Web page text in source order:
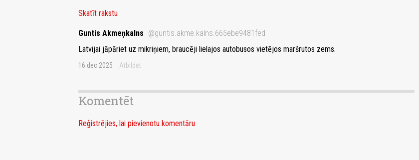
Skatīt rakstu
Guntis Akmeņkalns @guntis.akme.kalns.665ebe9481fed
Latvijai jāpāriet uz mikriņiem, braucēji lielajos autobusos vietējos maršrutos zems.
16.dec 2025 Atbildēt
Komentēt
Reģistrējies, lai pievienotu komentāru